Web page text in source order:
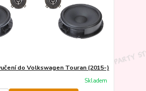
do Volkswagen Touran (2015-)
Skladem